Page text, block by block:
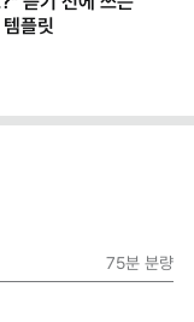
플릿
75분 분량